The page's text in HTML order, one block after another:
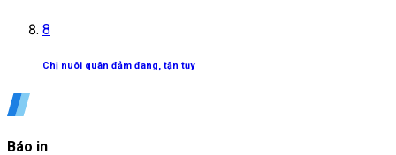
8
Chị nuôi quân đảm đang, tận tụy
Báo in